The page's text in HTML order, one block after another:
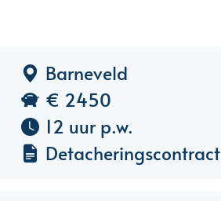
Barneveld
€ 2450
12 uur p.w.
Detacheringscontract